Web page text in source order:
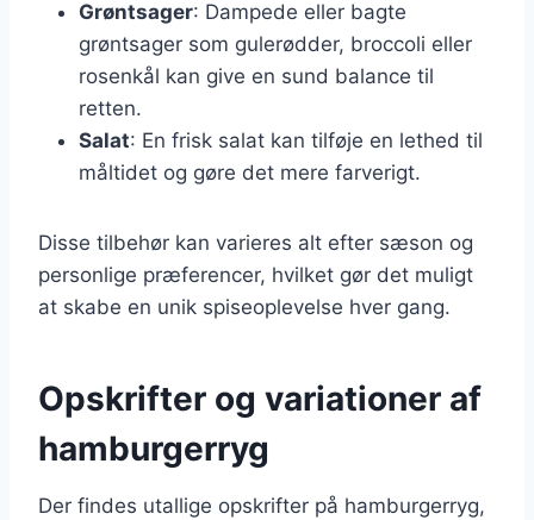
Grøntsager: Dampede eller bagte
grøntsager som gulerødder, broccoli eller
rosenkål kan give en sund balance til
retten.
Salat: En frisk salat kan tilføje en lethed til
måltidet og gøre det mere farverigt.
Disse tilbehør kan varieres alt efter sæson og
personlige præferencer, hvilket gør det muligt
at skabe en unik spiseoplevelse hver gang.
Opskrifter og variationer af
hamburgerryg
Der findes utallige opskrifter på hamburgerryg,